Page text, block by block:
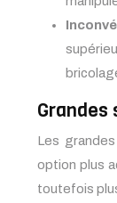
Les
option plus
toutefois